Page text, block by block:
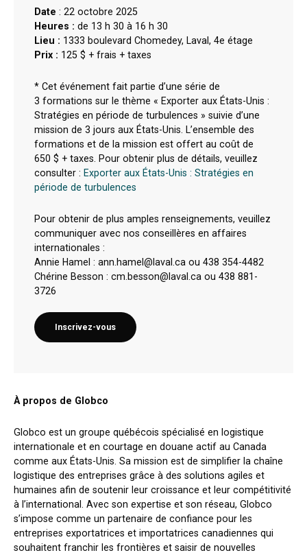
Date : 22 octobre 2025
Heures : de 13 h 30 à 16 h 30
Lieu : 1333 boulevard Chomedey, Laval, 4e étage
Prix : 125 $ + frais + taxes
* Cet événement fait partie d’une série de
3 formations sur le thème « Exporter aux États-Unis :
Stratégies en période de turbulences » suivie d’une
mission de 3 jours aux États-Unis. L’ensemble des
formations et de la mission est offert au coût de
650 $ + taxes. Pour obtenir plus de détails, veuillez
consulter : Exporter aux États-Unis : Stratégies en
période de turbulences
Pour obtenir de plus amples renseignements, veuillez
communiquer avec nos conseillères en affaires
internationales :
Annie Hamel : ann.hamel@laval.ca ou 438 354-4482
Chérine Besson : cm.besson@laval.ca ou 438 881-
3726
Inscrivez-vous
À propos de Globco
Globco est un groupe québécois spécialisé en logistique
internationale et en courtage en douane actif au Canada
comme aux États-Unis. Sa mission est de simplifier la chaîne
logistique des entreprises grâce à des solutions agiles et
humaines afin de soutenir leur croissance et leur compétitivité
à l’international. Avec son expertise et son réseau, Globco
s’impose comme un partenaire de confiance pour les
entreprises exportatrices et importatrices canadiennes qui
souhaitent franchir les frontières et saisir de nouvelles